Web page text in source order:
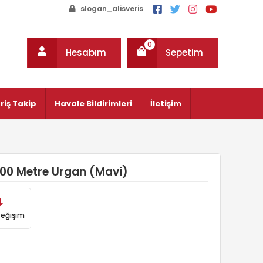
slogan_alisveris
Hesabım Sepetim
0
Takip Havale Bildirimleri İletişim
Metre Urgan (Mavi)